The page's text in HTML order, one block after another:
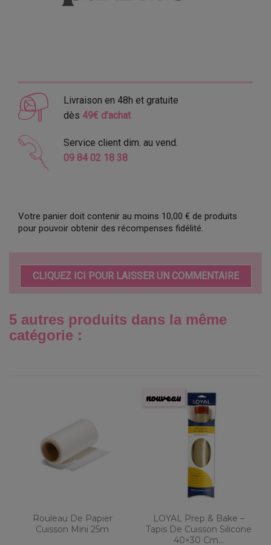
Livraison en 48h et gratuite
dès 49€ d'achat
Service client dim. au vend.
09 84 02 18 38
Votre panier doit contenir au moins 10,00 € de produits
pour pouvoir obtenir des récompenses fidélité.
CLIQUEZ ICI POUR LAISSER UN COMMENTAIRE
5 autres produits dans la même
catégorie :
Rouleau De Papier
Cuisson Mini 25m
LOYAL Prep & Bake –
Tapis De Cuisson Silicone
40×30 Cm...
nouveau